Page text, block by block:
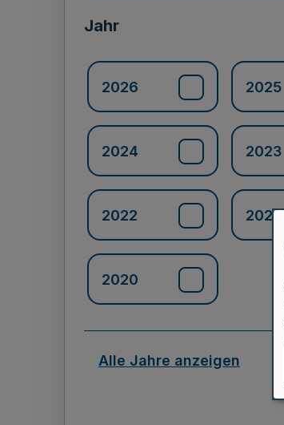
Jahr
2026 2025
2024 2023
2022 2021
2020
Alle Jahre anzeigen